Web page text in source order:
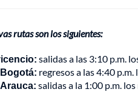
rutas son los siguientes:
salidas a las 3:10 p.m.
regresos a las 4:40
salidas a la 1:00 p.m.